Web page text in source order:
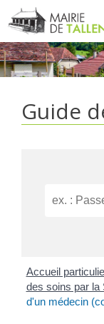
Aller
au
contenu
Guide
Accueil
des soins par la
d'un médecin